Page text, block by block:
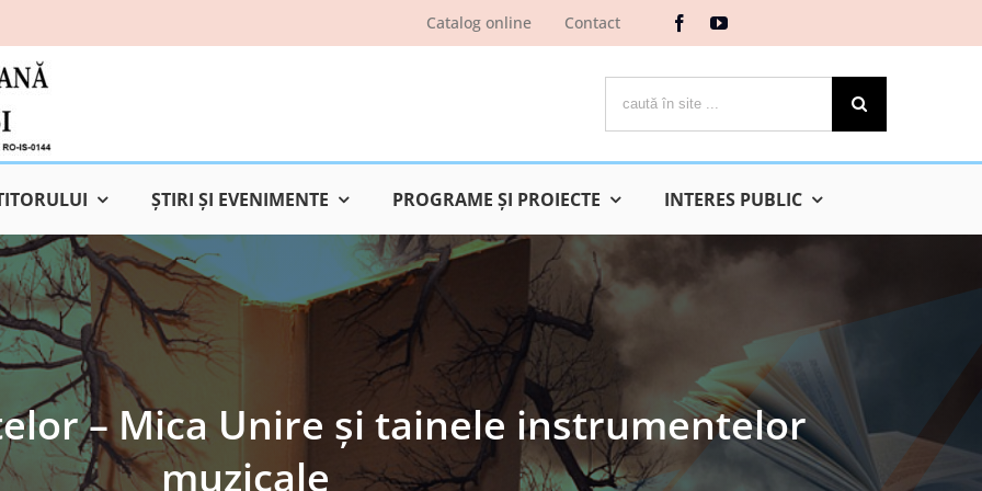
Catalog online Contact
ŞTIRI ŞI EVENIMENTE PROGRAME ŞI PROIECTE INTERES PUBLIC
– Mica Unire și tainele instrumentelor
muzicale